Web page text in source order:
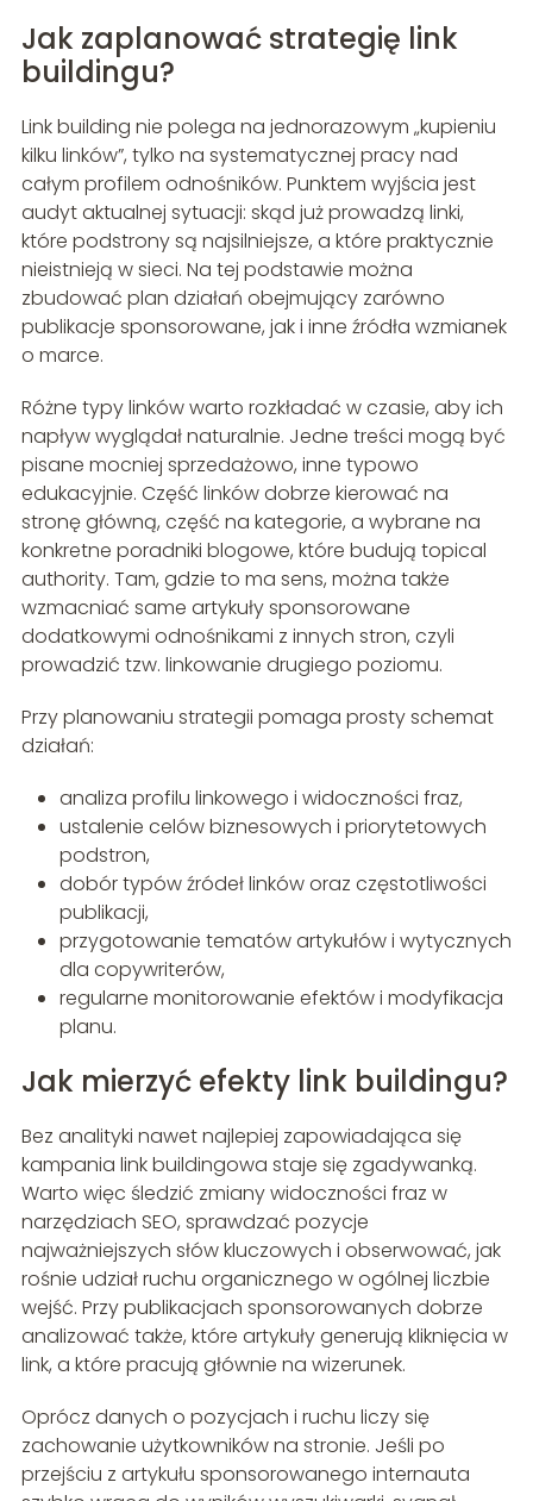
Jak zaplanować strategię link
buildingu?
Link building nie polega na jednorazowym „kupieniu
kilku linków”, tylko na systematycznej pracy nad
całym profilem odnośników. Punktem wyjścia jest
audyt aktualnej sytuacji: skąd już prowadzą linki,
które podstrony są najsilniejsze, a które praktycznie
nieistnieją w sieci. Na tej podstawie można
zbudować plan działań obejmujący zarówno
publikacje sponsorowane, jak i inne źródła wzmianek
o marce.
Różne typy linków warto rozkładać w czasie, aby ich
napływ wyglądał naturalnie. Jedne treści mogą być
pisane mocniej sprzedażowo, inne typowo
edukacyjnie. Część linków dobrze kierować na
stronę główną, część na kategorie, a wybrane na
konkretne poradniki blogowe, które budują topical
authority. Tam, gdzie to ma sens, można także
wzmacniać same artykuły sponsorowane
dodatkowymi odnośnikami z innych stron, czyli
prowadzić tzw. linkowanie drugiego poziomu.
Przy planowaniu strategii pomaga prosty schemat
działań:
analiza profilu linkowego i widoczności fraz,
ustalenie celów biznesowych i priorytetowych
podstron,
dobór typów źródeł linków oraz częstotliwości
publikacji,
przygotowanie tematów artykułów i wytycznych
dla copywriterów,
regularne monitorowanie efektów i modyfikacja
planu.
Jak mierzyć efekty link buildingu?
Bez analityki nawet najlepiej zapowiadająca się
kampania link buildingowa staje się zgadywanką.
Warto więc śledzić zmiany widoczności fraz w
narzędziach SEO, sprawdzać pozycje
najważniejszych słów kluczowych i obserwować, jak
rośnie udział ruchu organicznego w ogólnej liczbie
wejść. Przy publikacjach sponsorowanych dobrze
analizować także, które artykuły generują kliknięcia w
link, a które pracują głównie na wizerunek.
Oprócz danych o pozycjach i ruchu liczy się
zachowanie użytkowników na stronie. Jeśli po
przejściu z artykułu sponsorowanego internauta